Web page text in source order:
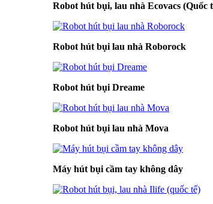
Robot hút bụi, lau nhà Ecovacs (Quốc
Robot hút bụi lau nhà Roborock
Robot hút bụi Dreame
Robot hút bụi lau nhà Mova
Máy hút bụi cầm tay không dây